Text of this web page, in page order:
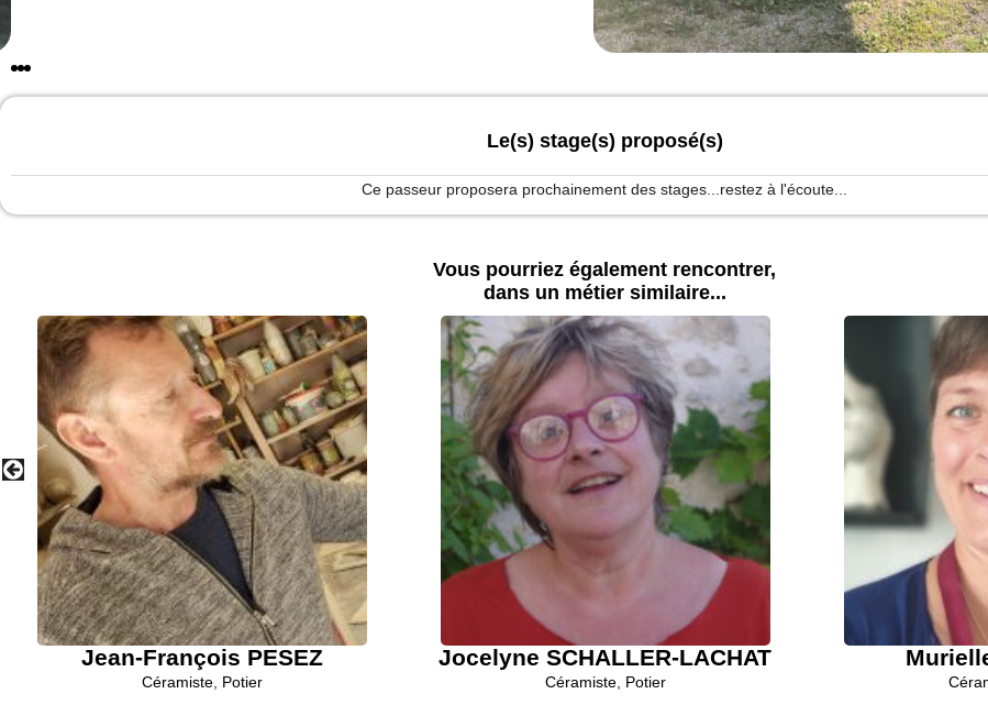
Le(s) stage(s) proposé(s)
Ce passeur proposera prochainement des stages...restez à l'écoute...
Vous pourriez également rencontrer,
dans un métier similaire...
Jean-François PESEZ
Céramiste, Potier
Jocelyne SCHALLER-LACHAT
Céramiste, Potier